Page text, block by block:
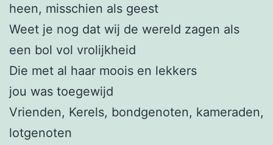
heen, misschien als geest
Weet je nog dat wij de wereld zagen als
een bol vol vrolijkheid
Die met al haar moois en lekkers
jou was toegewijd
Vrienden, Kerels, bondgenoten, kameraden,
lotgenoten